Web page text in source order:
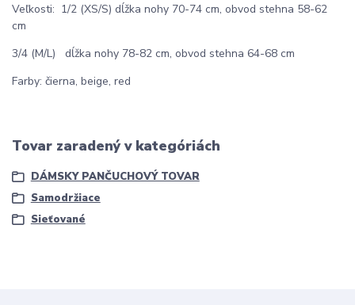
Veľkosti: 1/2 (XS/S) dĺžka nohy 70-74 cm, obvod stehna 58-62
cm
3/4 (M/L) dĺžka nohy 78-82 cm, obvod stehna 64-68 cm
Farby: čierna, beige, red
Tovar zaradený v kategóriách
DÁMSKY PANČUCHOVÝ TOVAR
Samodržiace
Sieťované